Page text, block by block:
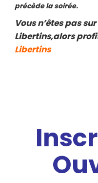
précède la soirée.
Vous n’êtes pas
Libertins,alors
Libertins